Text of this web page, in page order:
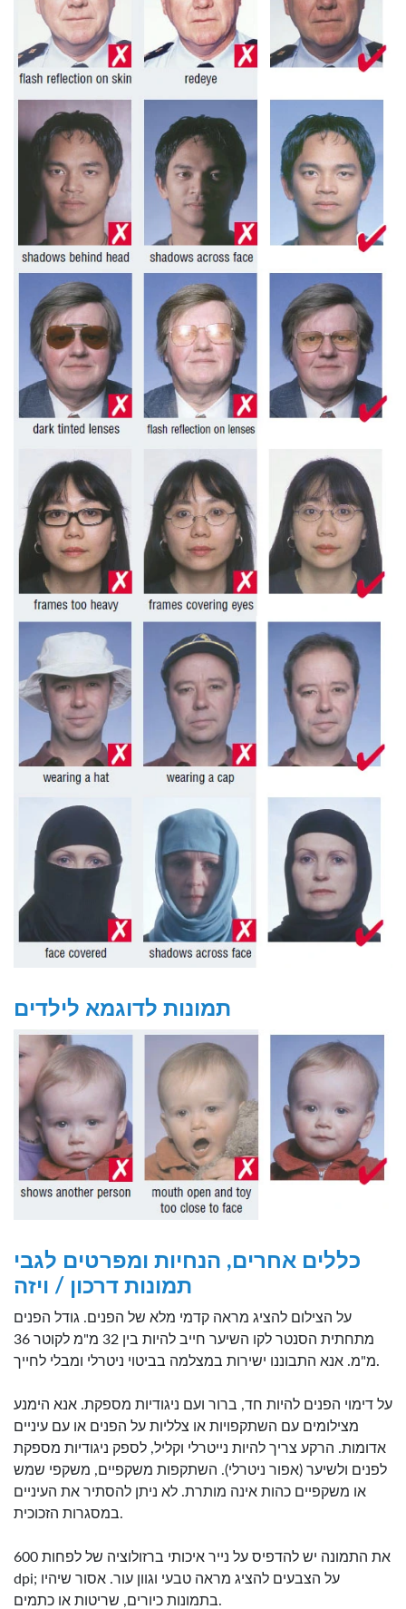
תמונות לדוגמא לילדים
כללים אחרים, הנחיות ומפרטים לגבי
תמונות דרכון / ויזה
על הצילום להציג מראה קדמי מלא של הפנים. גודל הפנים
מתחתית הסנטר לקו השיער חייב להיות בין 32 מ"מ לקוטר 36
מ"מ. אנא התבוננו ישירות במצלמה בביטוי ניטרלי ומבלי לחייך.
על דימוי הפנים להיות חד, ברור ועם ניגודיות מספקת. אנא הימנע
מצילומים עם השתקפויות או צלליות על הפנים או עם עיניים
אדומות. הרקע צריך להיות נייטרלי וקליל, לספק ניגודיות מספקת
לפנים ולשיער (אפור ניטרלי). השתקפות משקפיים, משקפי שמש
או משקפיים כהות אינה מותרת. לא ניתן להסתיר את העיניים
במסגרות הזכוכית.
את התמונה יש להדפיס על נייר איכותי ברזולוציה של לפחות 600
dpi; על הצבעים להציג מראה טבעי וגוון עור. אסור שיהיו
בתמונות כיורים, שריטות או כתמים.